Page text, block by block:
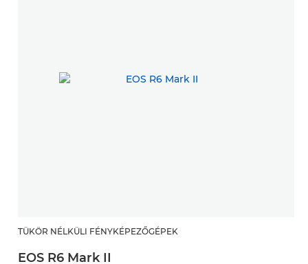
TÜKÖR NÉLKÜLI FÉNYKÉPEZŐGÉPEK
EOS R6 Mark II